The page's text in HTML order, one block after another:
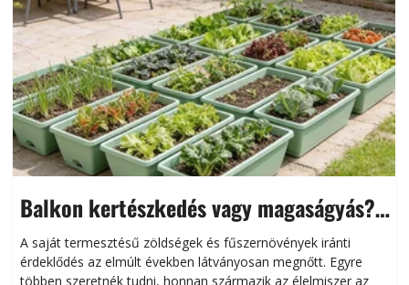
Balkon kertészkedés vagy magaságyás?
Helytakarékos kertészkedés
A saját termesztésű zöldségek és fűszernövények iránti
érdeklődés az elmúlt években látványosan megnőtt. Egyre
többen szeretnék tudni, honnan származik az élelmiszer az